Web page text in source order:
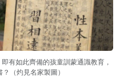
有如此齊備的孩童訓蒙通識教育，
（灼見名家製圖）